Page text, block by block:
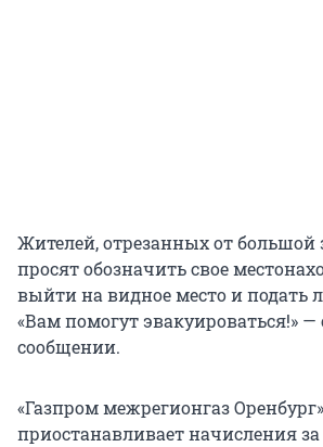
Жителей, отрезанных от большой
просят обозначить свое
выйти на видное место и подать
«Вам помогут эвакуироваться!» —
сообщении.
«Газпром межрегионгаз
приостанавливает начисления за